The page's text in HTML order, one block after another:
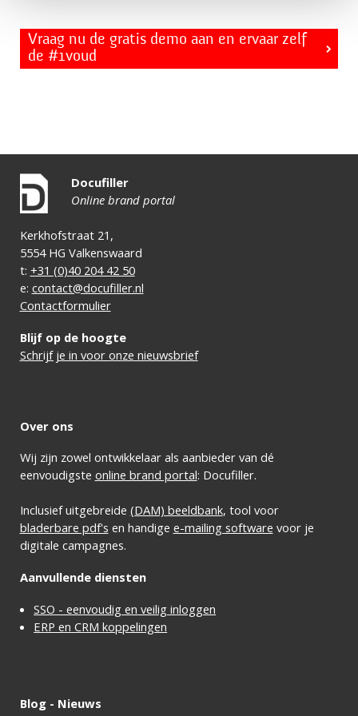
Vraag nu de gratis demo aan en ervaar zelf
de #1voud
Docufiller
Online brand portal
Kerkhofstraat 21,
5554 HG Valkenswaard
t: +31 (0)40 204 42 50
e: contact@docufiller.nl
Contactformulier
Blijf op de hoogte
Schrijf je in voor onze nieuwsbrief
Over ons
Wij zijn zowel ontwikkelaar als aanbieder van dé
eenvoudigste online brand portal: Docufiller.
Inclusief uitgebreide (DAM) beeldbank, tool voor
bladerbare pdf's en handige e-mailing software voor je
digitale campagnes.
Aanvullende diensten
SSO - eenvoudig en veilig inloggen
ERP en CRM koppelingen
Blog - Nieuws